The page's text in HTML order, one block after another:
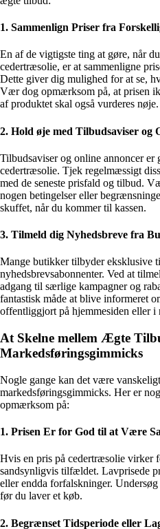
1. Sammenlign Priser fra
En af de vigtigste ting at gøre, når
cedertræsolie, er at sammenligne
Dette giver dig mulighed for at se,
Vær dog opmærksom på, at prisen
af produktet skal også vurderes nøje.
2. Hold øje med Tilbudsaviser og
Tilbudsaviser og online annoncer er
cedertræsolie. Tjek regelmæssigt
med de seneste prisfald og tilbud.
nogen betingelser eller
skuffet, når du kommer til kassen.
3. Tilmeld dig Nyhedsbreve fra
Mange butikker tilbyder eksklusive
nyhedsbrevsabonnenter. Ved at
adgang til særlige kampagner og
fantastisk måde at blive informeret
offentliggjort på hjemmesiden eller i
At Skelne mellem Ægte
Markedsføringsgimmicks
Nogle gange kan det være
markedsføringsgimmicks. Her er
opmærksom på:
1. Prisen Er for God til at Være
Hvis en pris på cedertræsolie virker
sandsynligvis tilfældet. Lavprisede
eller endda forfalskninger.
før du laver et køb.
2. Begrænset Tidsperiode eller